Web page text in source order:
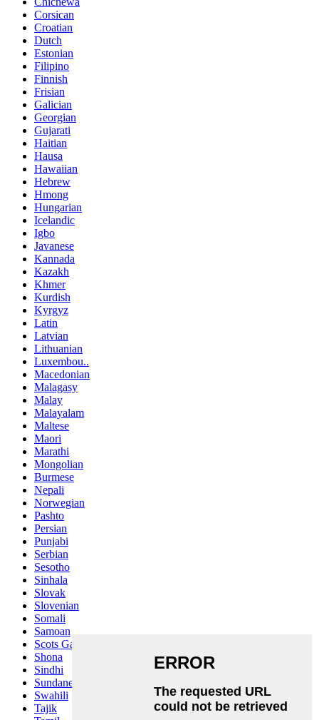
Corsican
Croatian
Dutch
Estonian
Filipino
Finnish
Frisian
Galician
Georgian
Gujarati
Haitian
Hausa
Hawaiian
Hebrew
Hmong
Hungarian
Icelandic
Igbo
Javanese
Kannada
Kazakh
Khmer
Kurdish
Kyrgyz
Latin
Latvian
Lithuanian
Luxembou..
Macedonian
Malagasy
Malay
Malayalam
Maltese
Maori
Marathi
Mongolian
Burmese
Nepali
Norwegian
Pashto
Persian
Punjabi
Serbian
Sesotho
Sinhala
Slovak
Slovenian
Somali
Samoan
Scots Gaelic
Shona
Sindhi
Sundanese
Swahili
Tajik